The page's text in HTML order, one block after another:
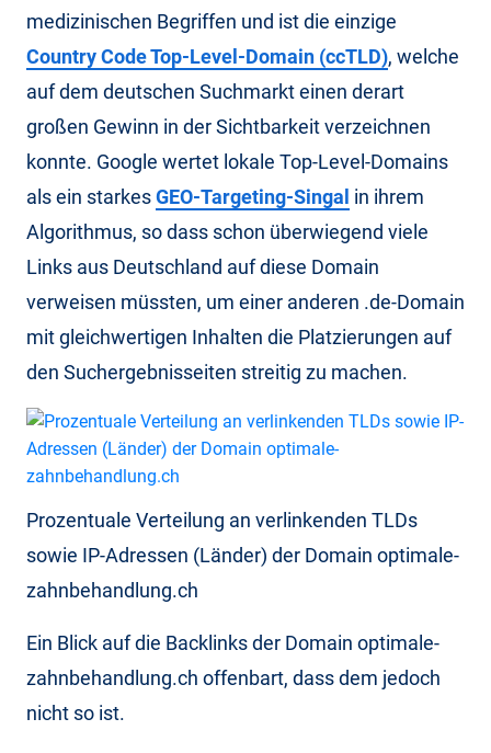
medizinischen Begriffen und ist die einzige
Country Code Top-Level-Domain (ccTLD), welche
auf dem deutschen Suchmarkt einen derart
großen Gewinn in der Sichtbarkeit verzeichnen
konnte. Google wertet lokale Top-Level-Domains
als ein starkesGEO-Targeting-Singal in ihrem
Algorithmus, so dass schon überwiegend viele
Links aus Deutschland auf diese Domain
verweisen müssten, um einer anderen .de-Domain
mit gleichwertigen Inhalten die Platzierungen auf
den Suchergebnisseiten streitig zu machen.
Prozentuale Verteilung an verlinkenden TLDs
sowie IP-Adressen (Länder) der Domain optimale-
zahnbehandlung.ch
Ein Blick auf die Backlinks der Domain optimale-
zahnbehandlung.ch offenbart, dass dem jedoch
nicht so ist.